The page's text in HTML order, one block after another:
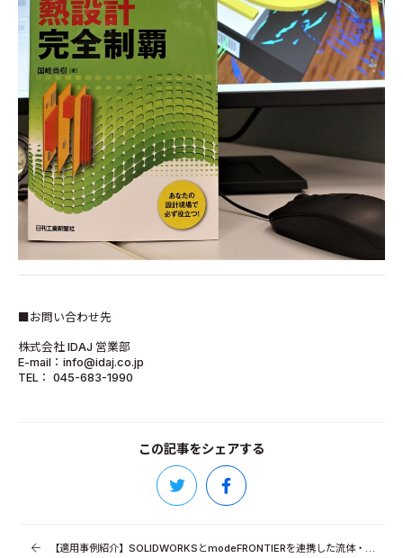
■お問い合わせ先
株式会社 IDAJ 営業部
E-mail：info@idaj.co.jp
TEL： 045-683-1990
この記事をシェアする
【適用事例紹介】SOLIDWORKSとmodeFRONTIERを連携した流体・構造最適化（1）